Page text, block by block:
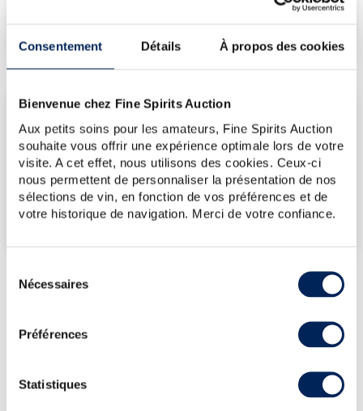
Consentement Détails À propos des cookies
Bienvenue chez Fine Spirits Auction
Aux petits soins pour les amateurs, Fine Spirits Auction
souhaite vous offrir une expérience optimale lors de votre
visite. A cet effet, nous utilisons des cookies. Ceux-ci
nous permettent de personnaliser la présentation de nos
sélections de vin, en fonction de vos préférences et de
votre historique de navigation. Merci de votre confiance.
Nécessaires
Préférences
Statistiques
LES DERNIÈRES ADJUDICATIONS
17/07/2026
274€
VOUS POSSÉDEZ
UN SPIRITUEUX IDENTIQUE ?
VENDEZ-LE !
THE GLENDRONACH 25 YEARS 1993 OF.
LA CUVÉE